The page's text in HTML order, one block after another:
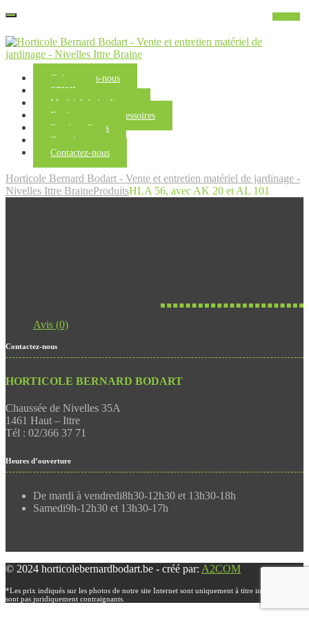
Qui sommes-nous
STIHL
Matériel de jardinage
Equipements et accessoires
Services divers
Occasions
Contactez-nous
Horticole Bernard Bodart - Vente et entretien matériel de jardinage -
Nivelles Ittre BraineProduitsHLA 56, avec AK 20 et AL 101
Avis (0)
Contactez-nous
HORTICOLE BERNARD BODART
Chaussée de Nivelles 35A
1461 Haut – Ittre
Tél : 02/366 37 71
Heures d’ouverture
De mardi à vendredi8h30-12h30 et 13h30-18h
Samedi9h-12h30 et 13h30-17h
© 2024 horticolebernardbodart.be - créé par: A2COM
*Les prix indiqués sur les photos de notre site Internet sont uniquement à titre indicatif et ne
sont pas juridiquement contraignants.